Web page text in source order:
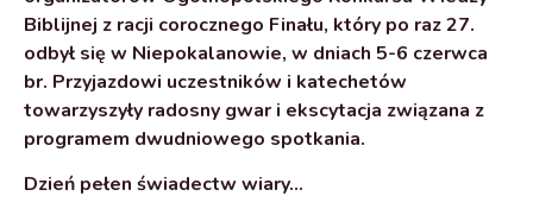
Biblijnej z racji corocznego Finału, który po raz 27.
odbył się w Niepokalanowie, w dniach 5-6 czerwca
br. Przyjazdowi uczestników i katechetów
towarzyszyły radosny gwar i ekscytacja związana z
programem dwudniowego spotkania.
Dzień pełen świadectw wiary…